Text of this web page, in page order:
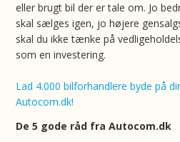
eller brugt bil der er tale om. Jo
skal sælges igen, jo højere
skal du ikke tænke på
som en investering.
Lad 4.000 bilforhandlere byde på
Autocom.dk!
De 5 gode råd fra Autocom.dk